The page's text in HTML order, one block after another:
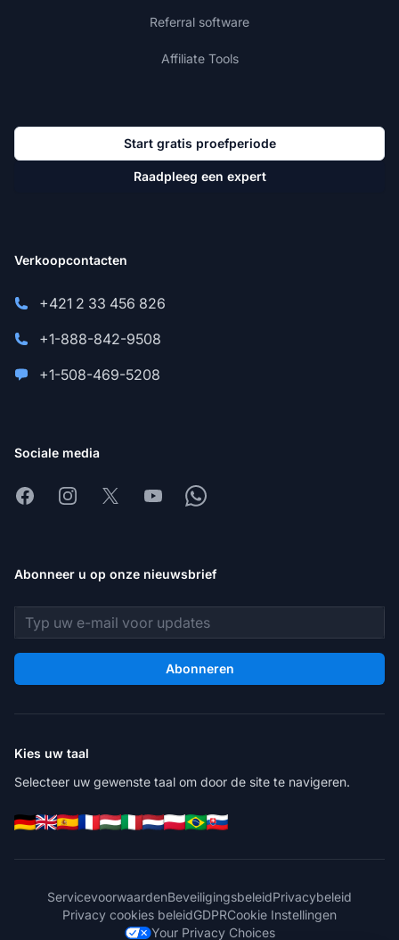
Referral software
Affiliate Tools
Start gratis proefperiode
Raadpleeg een expert
Verkoopcontacten
+421 2 33 456 826
+1-888-842-9508
+1-508-469-5208
Sociale media
FacebookInstagram
X YoutubeWhatsapp
Abonneer u op onze nieuwsbrief
E-mailadres
Abonneren
Kies uw taal
Selecteer uw gewenste taal om door de site te navigeren.
ServicevoorwaardenBeveiligingsbeleidPrivacybeleid
Privacy cookies beleidGDPRCookie Instellingen
Your Privacy Choices